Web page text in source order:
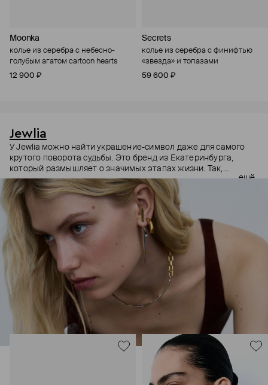
Moonka
колье из серебра c небесно-
голубым агатом cartoon hearts
12 900 ₽
Secrets
колье из серебра с финифтью
«звезда» и топазами
59 600 ₽
Jewlia
У Jewlia можно найти украшение-символ даже для самого
крутого поворота судьбы. Это бренд из Екатеринбурга,
который размышляет о значимых этапах жизни. Так,
например, в его коллекции есть кольца Мурашки,
вдохновленные чувством влюбленности, капсула Шипы и
Розы – про отстаивание личных границ, и Баланс – про поиск
гармонии. Посвящать памятные украшения переменам
жизни и важным событиям – звучит как традиция, которую
хочется поддержать. Конечно, чтобы в старости разбирать
шкатулку и рассказывать внукам о своих приключениях.
ещё